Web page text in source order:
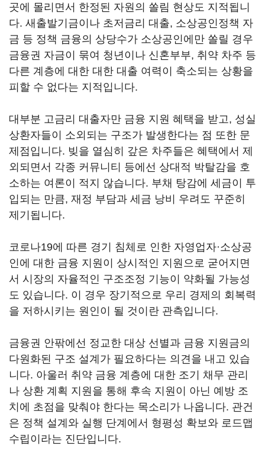
곳에 몰리면서 한정된 자원의 쏠림 현상도 지적됩니
다. 새출발기금이나 초저금리 대출, 소상공인정책 자
금 등 정책 금융의 상당수가 소상공인에만 쏠릴 경우
금융권 자금이 묶여 청년이나 신혼부부, 취약 차주 등
다른 계층에 대한 대한 대출 여력이 축소되는 상황을
피할 수 없다는 지적입니다.
대부분 고금리 대출자만 금융 지원 혜택을 받고, 성실
상환자들이 소외되는 구조가 발생한다는 점 또한 문
제점입니다. 빚을 열심히 갚은 차주들은 혜택에서 제
외되면서 각종 커뮤니티 등에선 상대적 박탈감을 호
소하는 여론이 적지 않습니다. 부채 탕감에 세금이 투
입되는 만큼, 재정 부담과 세금 낭비 우려도 꾸준히
제기됩니다.
코로나19에 따른 경기 침체로 인한 자영업자·소상공
인에 대한 금융 지원이 상시적인 지원으로 굳어지면
서 시장의 자율적인 구조조정 기능이 약화될 가능성
도 있습니다. 이 경우 장기적으로 우리 경제의 회복력
을 저하시키는 원인이 될 것이란 관측입니다.
금융권 안팎에선 정교한 대상 선별과 금융 지원금의
다원화된 구조 설계가 필요하다는 의견을 내고 있습
니다. 아울러 취약 금융 계층에 대한 조기 채무 관리
나 상환 계획 지원을 통해 후속 지원이 아닌 예방 조
치에 초점을 맞춰야 한다는 목소리가 나옵니다. 관건
은 정책 설계와 실행 단계에서 형평성 확보와 로드맵
수립이라는 진단입니다.